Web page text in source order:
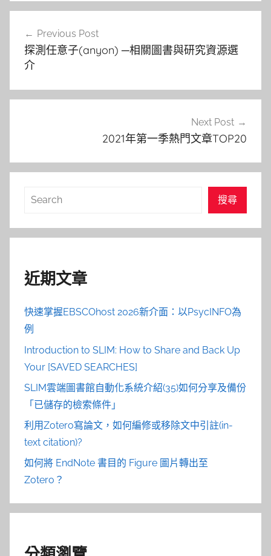
導
覽
Previous Post
探測任意子(anyon) ─相關圖書與研究資源選
介
Next Post
2021年第一季熱門文章TOP20
搜
搜尋
近期文章
快速掌握EBSCOhost 2026新介面：以PsycINFO為
例
Introduction to SLIM: How to Share and Back Up
Your [SAVED SEARCHES]
SLIM雲端圖書館自動化系統介紹(35)如何分享及備份
「已儲存的檢索條件」
利用Zotero寫論文，如何編修或移除文中引註(in-
text citation)?
如何將 EndNote 書目的 Figure 圖片轉出至
Zotero？